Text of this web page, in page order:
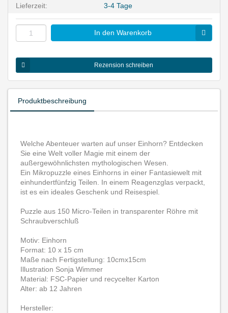
Lieferzeit: 3-4 Tage
In den Warenkorb
Rezension schreiben
Produktbeschreibung
Welche Abenteuer warten auf unser Einhorn? Entdecken
Sie eine Welt voller Magie mit einem der
außergewöhnlichsten mythologischen Wesen.
Ein Mikropuzzle eines Einhorns in einer Fantasiewelt mit
einhundertfünfzig Teilen. In einem Reagenzglas verpackt,
ist es ein ideales Geschenk und Reisespiel.
Puzzle aus 150 Micro-Teilen in transparenter Röhre mit
Schraubverschluß
Motiv: Einhorn
Format: 10 x 15 cm
Maße nach Fertigstellung: 10cmx15cm
Illustration Sonja Wimmer
Material: FSC-Papier und recycelter Karton
Alter: ab 12 Jahren
Hersteller: